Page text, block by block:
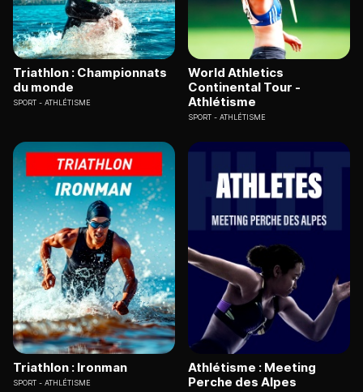
Triathlon : Championnats
du monde
SPORT ATHLÉTISME
World Athletics
Continental Tour -
Athlétisme
SPORT ATHLÉTISME
Triathlon : Ironman
SPORT ATHLÉTISME
Athlétisme : Meeting
Perche des Alpes